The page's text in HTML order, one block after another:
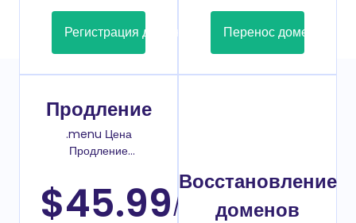
Регистрация домена Перенос домена
Продление
.menu Цена
Продление
$45.99/
Восстановление
доменов